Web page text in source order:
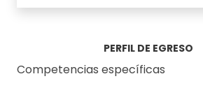
PERFIL DE EGRESO
Competencias específicas